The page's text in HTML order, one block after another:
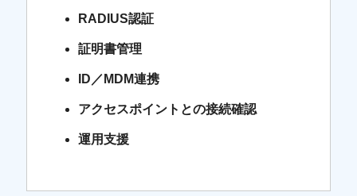
RADIUS認証
証明書管理
ID／MDM連携
アクセスポイントとの接続確認
運用支援